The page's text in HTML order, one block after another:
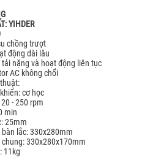
YIHDER
chồng trượt
động dài lâu
tải nặng và hoạt động liên tục
AC không chổi
cơ học
- 250 rpm
min
25mm
lắc: 330x280mm
330x280x170mm
11kg